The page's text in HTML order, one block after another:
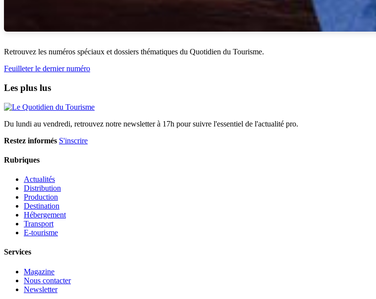
Retrouvez les numéros spéciaux et dossiers thématiques du Quotidien du Tourisme.
Feuilleter le dernier numéro
Les plus lus
Du lundi au vendredi, retrouvez notre newsletter à 17h pour suivre l'essentiel de l'actualité pro.
Restez informés S'inscrire
Rubriques
Actualités
Distribution
Production
Destination
Hébergement
Transport
E-tourisme
Services
Magazine
Nous contacter
Newsletter